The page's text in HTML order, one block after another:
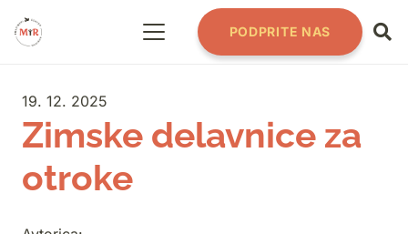
PODPRITE NAS
19. 12. 2025
Zimske delavnice za
otroke